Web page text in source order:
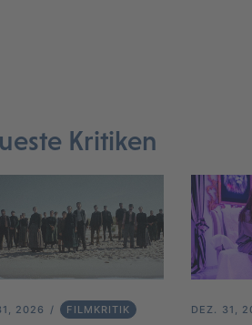
Kritiken
2026 FILMKRITIK DEZ. 31,